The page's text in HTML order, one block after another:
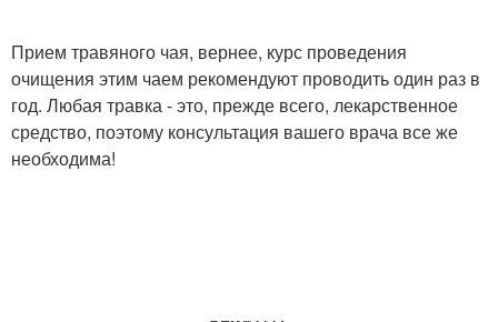
Прием травяного чая, вернее, курс проведения
очищения этим чаем рекомендуют проводить один раз в
год. Любая травка - это, прежде всего, лекарственное
средство, поэтому консультация вашего врача все же
необходима!